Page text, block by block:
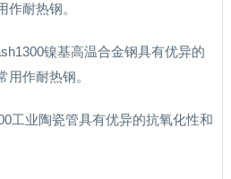
耐热钢。
镍基高温合金钢具有优异的
作耐热钢。
工业陶瓷管具有优异的抗氧化性和